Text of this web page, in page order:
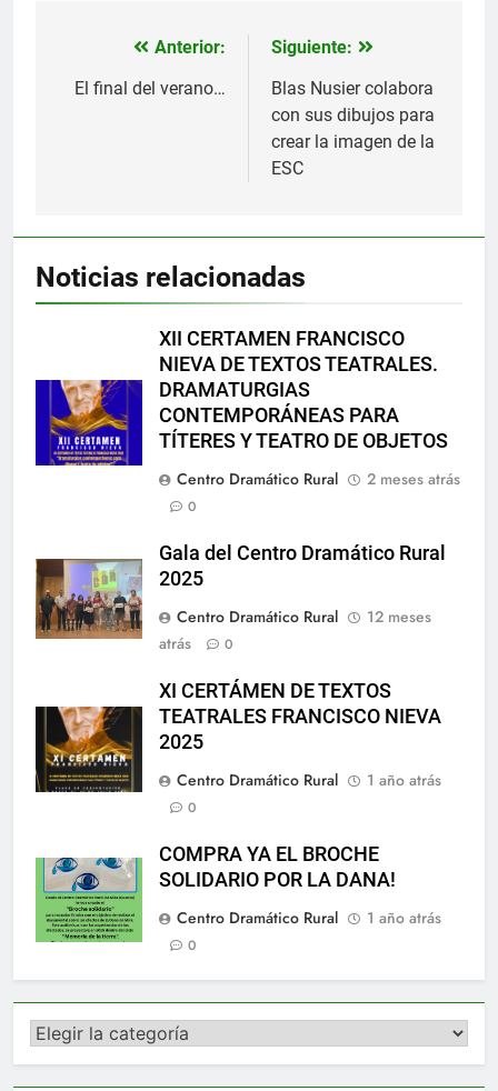
Navegación
de
Anterior:
El final del verano…
Siguiente:
Blas Nusier colabora
con sus dibujos para
crear la imagen de la
ESC
Noticias relacionadas
XII CERTAMEN FRANCISCO
NIEVA DE TEXTOS TEATRALES.
DRAMATURGIAS
CONTEMPORÁNEAS PARA
TÍTERES Y TEATRO DE OBJETOS
Centro Dramático Rural
2 meses atrás
0
Gala del Centro Dramático Rural
2025
Centro Dramático Rural
12 meses
atrás
0
XI CERTÁMEN DE TEXTOS
TEATRALES FRANCISCO NIEVA
2025
Centro Dramático Rural
1 año atrás
0
COMPRA YA EL BROCHE
SOLIDARIO POR LA DANA!
Centro Dramático Rural
1 año atrás
0
Categorías